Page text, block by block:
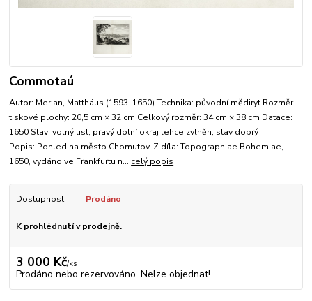
Commotaú
Autor: Merian, Matthäus (1593–1650) Technika: původní mědiryt Rozměr
tiskové plochy: 20,5 cm × 32 cm Celkový rozměr: 34 cm × 38 cm Datace:
1650 Stav: volný list, pravý dolní okraj lehce zvlněn, stav dobrý
Popis: Pohled na město Chomutov. Z díla: Topographiae Bohemiae,
1650, vydáno ve Frankfurtu n... celý popis
Dostupnost Prodáno
K prohlédnutí v prodejně.
3 000 Kč/ks
Prodáno nebo rezervováno. Nelze objednat!